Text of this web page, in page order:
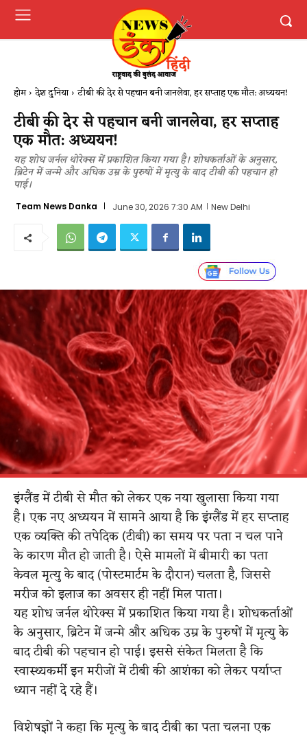
होम देश दुनिया टीबी की देर से पहचान बनी जानलेवा, हर सप्ताह एक मौत: अध्ययन!
टीबी की देर से पहचान बनी जानलेवा, हर सप्ताह
एक मौत: अध्ययन!
यह शोध जर्नल थोरेक्स में प्रकाशित किया गया है। शोधकर्ताओं के अनुसार,
ब्रिटेन में जन्मे और अधिक उम्र के पुरुषों में मृत्यु के बाद टीबी की पहचान हो
पाई।
Team News Danka June 30, 2026 7:30 AM New Delhi
इंग्लैंड में टीबी से मौत को लेकर एक नया खुलासा किया गया
है। एक नए अध्ययन में सामने आया है कि इंग्लैंड में हर सप्ताह
एक व्यक्ति की तपेदिक (टीबी) का समय पर पता न चल पाने
के कारण मौत हो जाती है। ऐसे मामलों में बीमारी का पता
केवल मृत्यु के बाद (पोस्टमार्टम के दौरान) चलता है, जिससे
मरीज को इलाज का अवसर ही नहीं मिल पाता।
यह शोध जर्नल थोरेक्स में प्रकाशित किया गया है। शोधकर्ताओं
के अनुसार, ब्रिटेन में जन्मे और अधिक उम्र के पुरुषों में मृत्यु के
बाद टीबी की पहचान हो पाई। इससे संकेत मिलता है कि
स्वास्थ्यकर्मी इन मरीजों में टीबी की आशंका को लेकर पर्याप्त
ध्यान नहीं दे रहे हैं।
विशेषज्ञों ने कहा कि मृत्यु के बाद टीबी का पता चलना एक